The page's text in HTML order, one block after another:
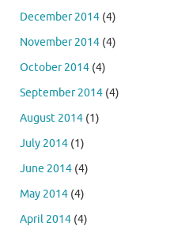
December 2014 (4)
November 2014 (4)
October 2014 (4)
September 2014 (4)
August 2014 (1)
July 2014 (1)
June 2014 (4)
May 2014 (4)
April 2014 (4)